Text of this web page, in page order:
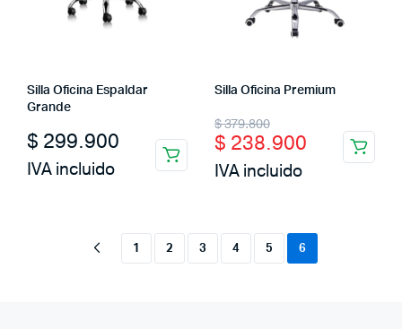
Silla Oficina Espaldar
Grande
$ 299.900
IVA incluido
Silla Oficina Premium
$379.800
Original
price
was:
$ 238.900
Current
price
is:
IVA incluido
1 2 3 4 5 6